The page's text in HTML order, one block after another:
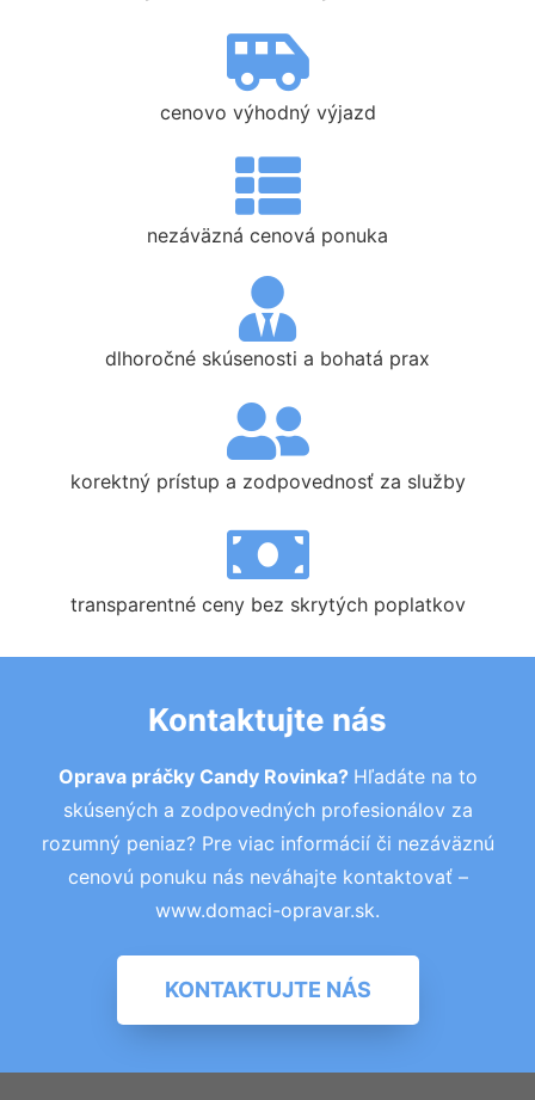
cenovo výhodný výjazd
nezáväzná cenová ponuka
dlhoročné skúsenosti a bohatá prax
korektný prístup a zodpovednosť za služby
transparentné ceny bez skrytých poplatkov
Kontaktujte nás
Oprava práčky Candy Rovinka? Hľadáte na to
skúsených a zodpovedných profesionálov za
rozumný peniaz? Pre viac informácií či nezáväznú
cenovú ponuku nás neváhajte kontaktovať –
www.domaci-opravar.sk.
KONTAKTUJTE NÁS